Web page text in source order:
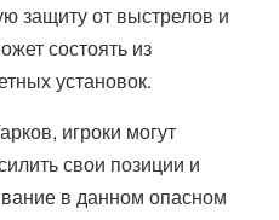
защиту от выстрелов и
состоять из
установок.
игроки могут
свои позиции и
в данном опасном